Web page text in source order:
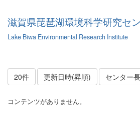
滋賀県琵琶湖環境科学研究セ
Lake Biwa Environmental Research Institute
20件 更新日時(昇順) センター長
コンテンツがありません。